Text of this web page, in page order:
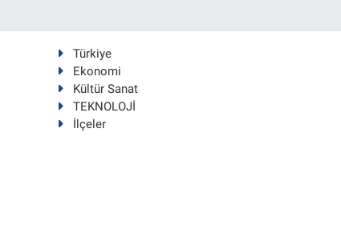
Türkiye
Ekonomi
Kültür Sanat
TEKNOLOJİ
İlçeler